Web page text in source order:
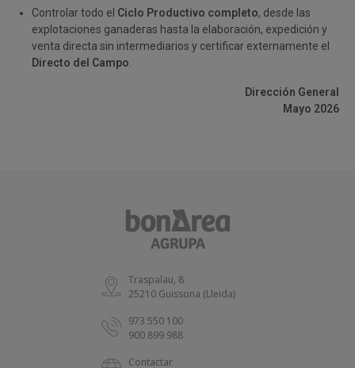
Controlar todo el Ciclo Productivo completo, desde las
explotaciones ganaderas hasta la elaboración, expedición y
venta directa sin intermediarios y certificar externamente el
Directo del Campo
Dirección General
Mayo 2026
Traspalau, 8
25210 Guissona (Lleida)
973 550 100
900 899 988
Contactar